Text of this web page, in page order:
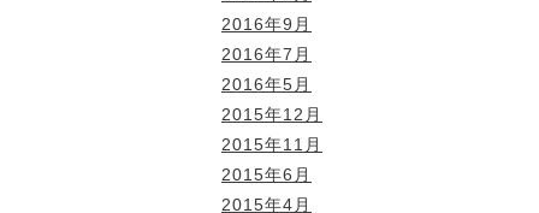
2016年9月
2016年7月
2016年5月
2015年12月
2015年11月
2015年6月
2015年4月